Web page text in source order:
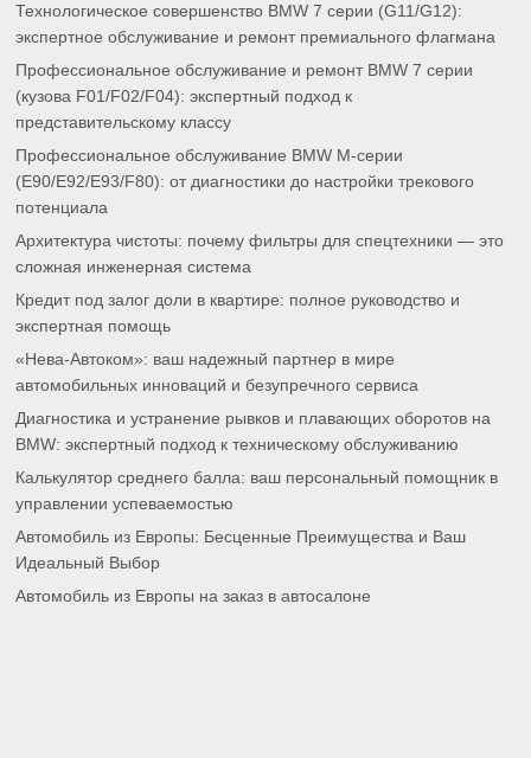
Технологическое совершенство BMW 7 серии (G11/G12):
экспертное обслуживание и ремонт премиального флагмана
Профессиональное обслуживание и ремонт BMW 7 серии
(кузова F01/F02/F04): экспертный подход к
представительскому классу
Профессиональное обслуживание BMW M-серии
(E90/E92/E93/F80): от диагностики до настройки трекового
потенциала
Архитектура чистоты: почему фильтры для спецтехники — это
сложная инженерная система
Кредит под залог доли в квартире: полное руководство и
экспертная помощь
«Нева-Автоком»: ваш надежный партнер в мире
автомобильных инноваций и безупречного сервиса
Диагностика и устранение рывков и плавающих оборотов на
BMW: экспертный подход к техническому обслуживанию
Калькулятор среднего балла: ваш персональный помощник в
управлении успеваемостью
Автомобиль из Европы: Бесценные Преимущества и Ваш
Идеальный Выбор
Автомобиль из Европы на заказ в автосалоне